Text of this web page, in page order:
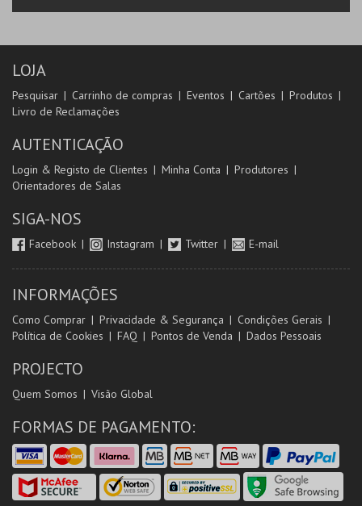
LOJA
Pesquisar Carrinho de compras Eventos Cartões
Produtos
Livro de Reclamações
AUTENTICAÇÃO
Login & Registo de Clientes Minha Conta
Produtores
Orientadores de Salas
SIGA-NOS
Facebook Instagram Twitter E-mail
INFORMAÇÕES
Como Comprar Privacidade & Segurança
Condições Gerais
Política de Cookies
FAQ Pontos de Venda Dados Pessoais
PROJECTO
Quem Somos Visão Global
FORMAS DE PAGAMENTO: